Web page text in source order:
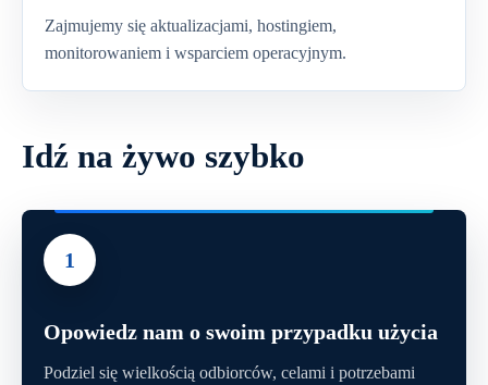
Zajmujemy się aktualizacjami, hostingiem,
monitorowaniem i wsparciem operacyjnym.
Idź na żywo szybko
1
Opowiedz nam o swoim przypadku użycia
Podziel się wielkością odbiorców, celami i potrzebami